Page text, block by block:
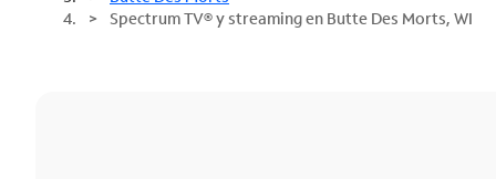
Spectrum TV® y streaming en Butte Des Morts, WI